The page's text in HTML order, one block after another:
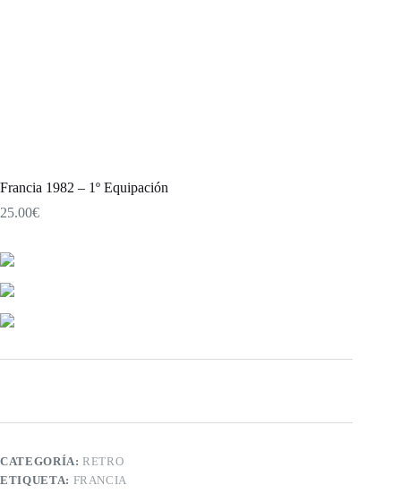
Francia 1982 – 1º Equipación
25.00€
CATEGORÍA:RETRO
ETIQUETA: FRANCIA